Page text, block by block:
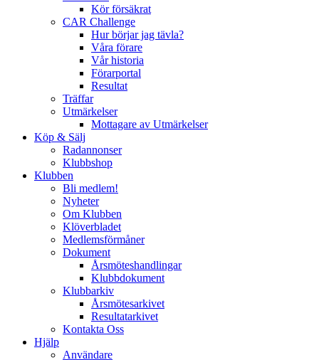
Kör försäkrat
CAR Challenge
Hur börjar jag tävla?
Våra förare
Vår historia
Förarportal
Resultat
Träffar
Utmärkelser
Mottagare av Utmärkelser
Köp & Sälj
Radannonser
Klubbshop
Klubben
Bli medlem!
Nyheter
Om Klubben
Klöverbladet
Medlemsförmåner
Dokument
Årsmöteshandlingar
Klubbdokument
Klubbarkiv
Årsmötesarkivet
Resultatarkivet
Kontakta Oss
Hjälp
Användare